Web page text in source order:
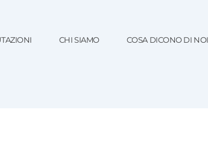
CHI SIAMO COSA DICONO DI NOI